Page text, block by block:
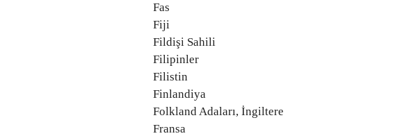
Fas
Fiji
Fildişi Sahili
Filipinler
Filistin
Finlandiya
Folkland Adaları, İngiltere
Fransa